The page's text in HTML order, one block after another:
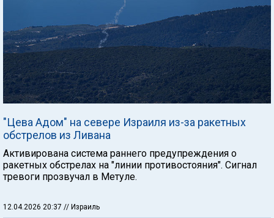
"Цева Адом" на севере Израиля из-за ракетных
обстрелов из Ливана
Активирована система раннего предупреждения о
ракетных обстрелах на "линии противостояния". Сигнал
тревоги прозвучал в Метуле.
12.04.2026 20:37 // Израиль